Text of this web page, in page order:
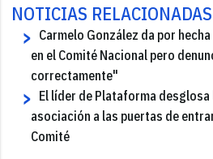
NOTICIAS RELACIONADAS
Carmelo González da por
en el Comité Nacional pero
correctamente"
El líder de Plataforma
asociación a las puertas de
Comité